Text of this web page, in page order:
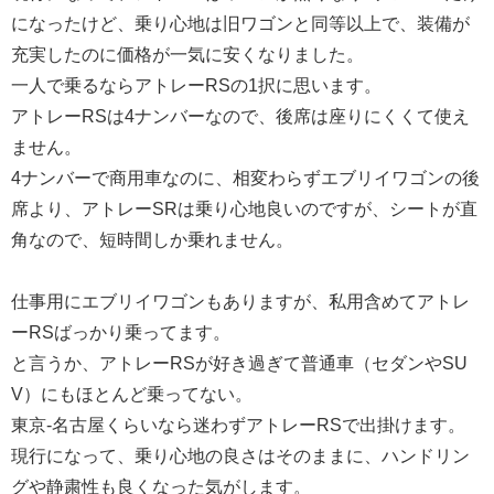
になったけど、乗り心地は旧ワゴンと同等以上で、装備が
充実したのに価格が一気に安くなりました。
一人で乗るならアトレーRSの1択に思います。
アトレーRSは4ナンバーなので、後席は座りにくくて使え
ません。
4ナンバーで商用車なのに、相変わらずエブリイワゴンの後
席より、アトレーSRは乗り心地良いのですが、シートが直
角なので、短時間しか乗れません。
仕事用にエブリイワゴンもありますが、私用含めてアトレ
ーRSばっかり乗ってます。
と言うか、アトレーRSが好き過ぎて普通車（セダンやSU
V）にもほとんど乗ってない。
東京-名古屋くらいなら迷わずアトレーRSで出掛けます。
現行になって、乗り心地の良さはそのままに、ハンドリン
グや静粛性も良くなった気がします。